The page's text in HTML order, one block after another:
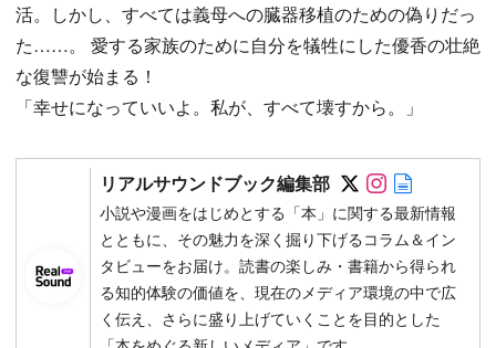
活。しかし、すべては義母への臓器移植のための偽りだっ
た……。 愛する家族のために自分を犠牲にした優香の壮絶
な復讐が始まる！
「幸せになっていいよ。私が、すべて壊すから。」
リアルサウンドブック編集部 Follow on
Follow on
小説や漫画をはじめとする「本」に関する最新情報
とともに、その魅力を深く掘り下げるコラム＆イン
タビューをお届け。読書の楽しみ・書籍から得られ
る知的体験の価値を、現在のメディア環境の中で広
く伝え、さらに盛り上げていくことを目的とした